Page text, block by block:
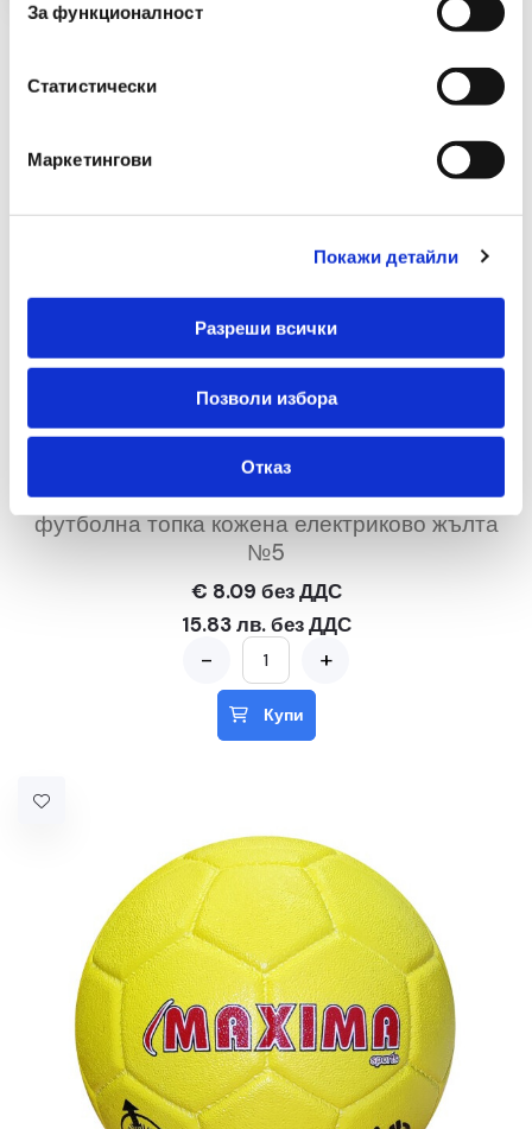
За функционалност
Статистически
Маркетингови
Покажи детайли
Разреши всички
Позволи избора
Отказ
футболна топка кожена електриково жълта
№5
€ 8.09 без ДДС
15.83 лв. без ДДС
- +
Купи